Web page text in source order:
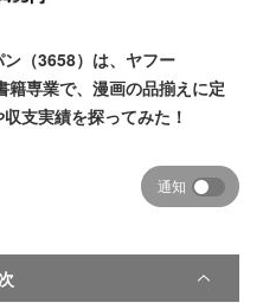
（3658）は、ヤフー
籍専業で、漫画の品揃えに定
支実績を探ってみた！
通知